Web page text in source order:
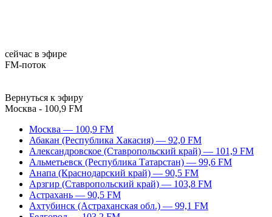
сейчас в эфире
FM-поток
Вернуться к эфиру
Москва - 100,9 FM
Москва — 100,9 FM
Абакан (Республика Хакасия) — 92,0 FM
Александровское (Ставропольский край) — 101,9 FM
Альметьевск (Республика Татарстан) — 99,6 FM
Анапа (Краснодарский край) — 90,5 FM
Арзгир (Ставропольский край) — 103,8 FM
Астрахань — 90,5 FM
Ахтубинск (Астраханская обл.) — 99,1 FM